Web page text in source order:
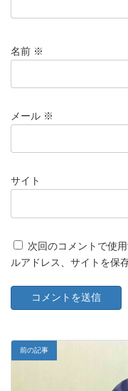
名前 ※
メール ※
サイト
次回のコメントで使
ルアドレス、サイトを保
前の記事